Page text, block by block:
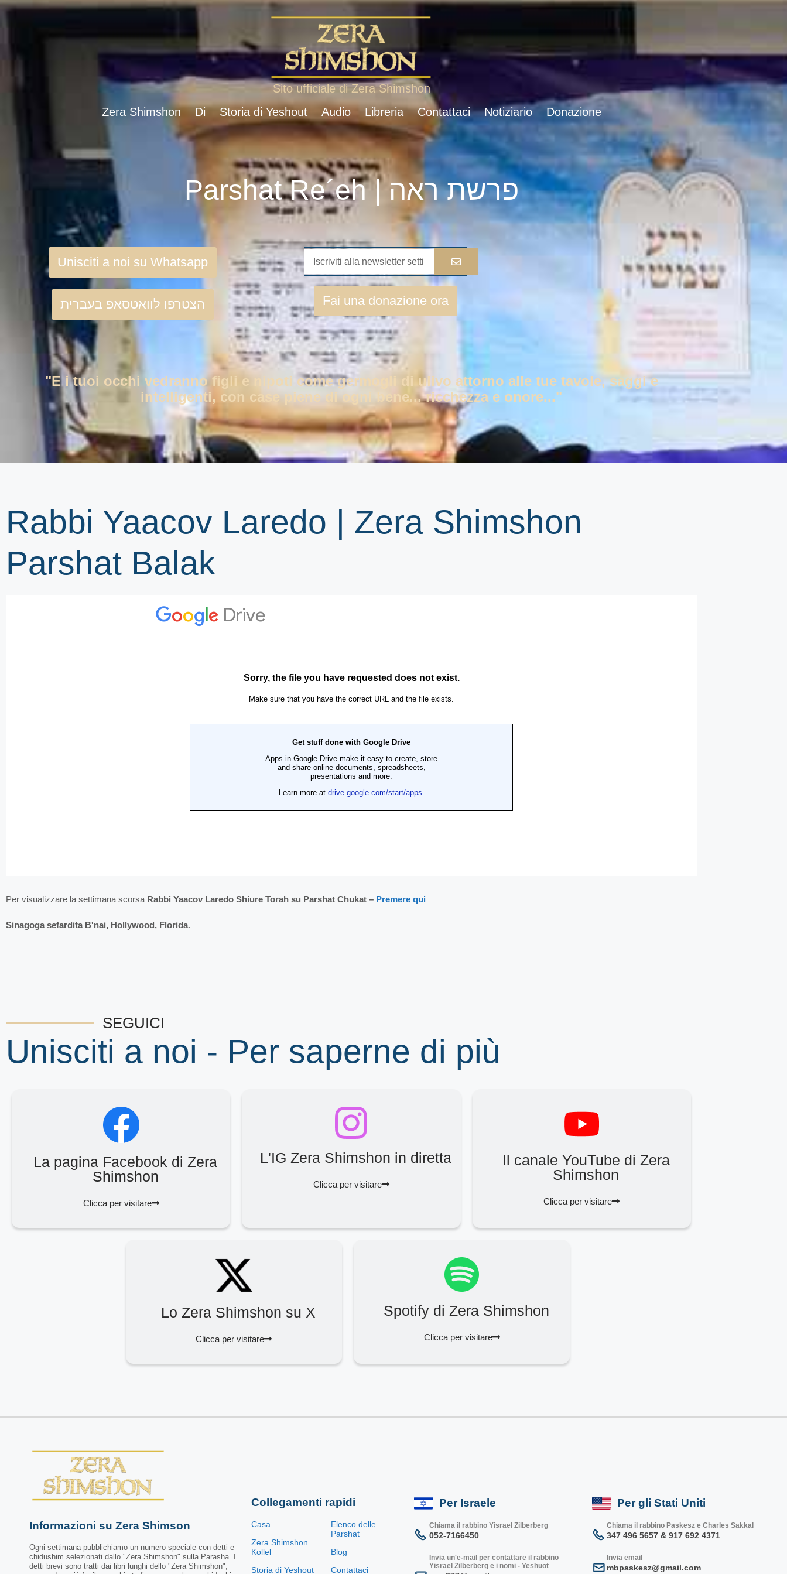
Sito ufficiale di Zera Shimshon
Zera Shimshon
Di Storia di Yeshout Audio Libreria Contattaci Notiziario Donazione
Parshat Re´eh | פרשת ראה
Unisciti a noi su Whatsapp
הצטרפו לוואטסאפ בעברית Fai una donazione ora
"E i tuoi occhi vedranno figli e nipoti come germogli di ulivo attorno alle tue tavole, saggi e
intelligenti, con case piene di ogni bene... ricchezza e onore..."
Rabbi Yaacov Laredo | Zera Shimshon
Parshat Balak
Per visualizzare la settimana scorsa Rabbi Yaacov Laredo Shiure Torah su Parshat Chukat – Premere qui
Sinagoga sefardita B'nai, Hollywood, Florida.
SEGUICI
Unisciti a noi - Per saperne di più
La pagina Facebook di Zera
Shimshon
Clicca per visitare
L'IG Zera Shimshon in diretta
Clicca per visitare
Il canale YouTube di Zera
Shimshon
Clicca per visitare
Lo Zera Shimshon su X
Clicca per visitare
Spotify di Zera Shimshon
Clicca per visitare
Informazioni su Zera Shimson
Ogni settimana pubblichiamo un numero speciale con detti e
chidushim selezionati dallo "Zera Shimshon" sulla Parasha. I
detti brevi sono tratti dai libri lunghi dello "Zera Shimshon",
Collegamenti rapidi
Casa
Zera Shimshon
Kollel
Storia di Yeshout
Elenco delle
Parshat
Blog
Contattaci
Per Israele
Chiama il rabbino Yisrael Zilberberg
052-7166450
Invia un'e-mail per contattare il rabbino
Yisrael Zilberberg e i nomi - Yeshuot
Per gli Stati Uniti
Chiama il rabbino Paskesz e Charles Sakkal
347 496 5657 & 917 692 4371
Invia email
mbpaskesz@gmail.com